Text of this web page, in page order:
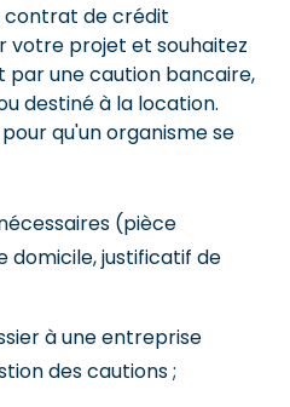
contrat de crédit
votre projet et souhaitez
une caution bancaire,
destiné à la location.
qu'un organisme se
(pièce
domicile, justificatif de
à une entreprise
des cautions ;